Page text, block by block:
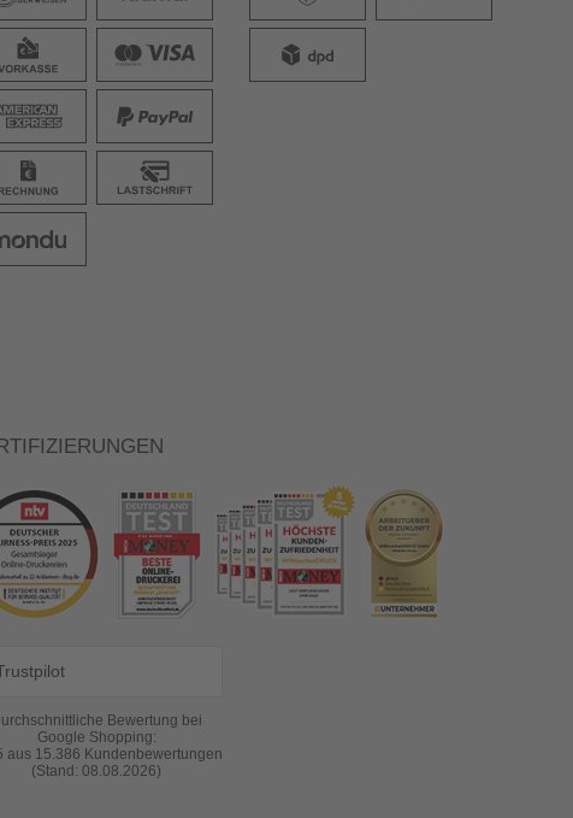
Bewertung bei
Google Shopping:
aus 15.386 Kundenbewertungen
(Stand: 08.08.2026)